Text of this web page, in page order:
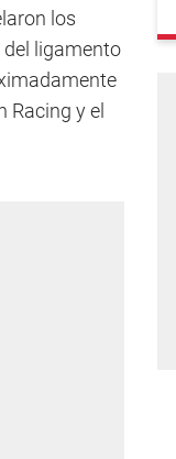
los
del ligamento
Racing y el